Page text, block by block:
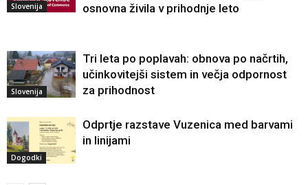
Slovenija
osnovna živila v prihodnje leto
Slovenija
Tri leta po poplavah: obnova po načrtih,
učinkovitejši sistem in večja odpornost
za prihodnost
Dogodki
Odprtje razstave Vuzenica med barvami
in linijami